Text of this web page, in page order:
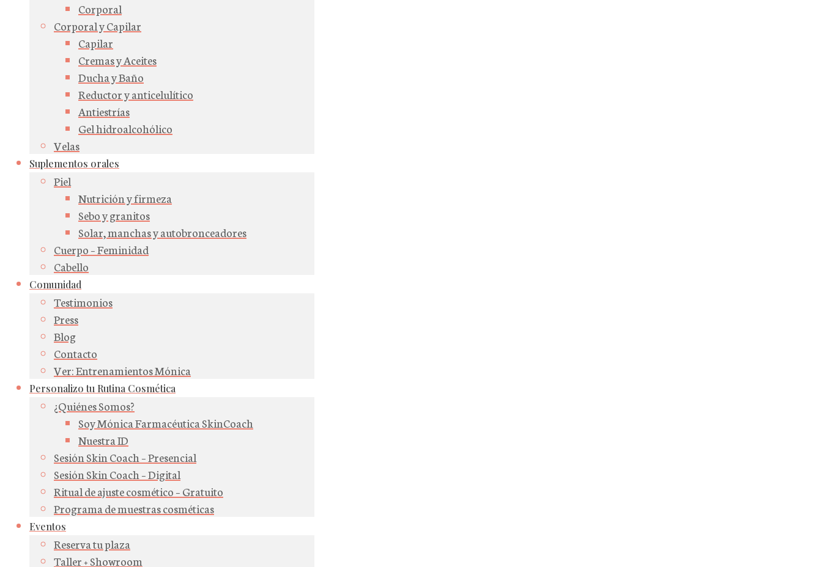
Corporal
Corporal y Capilar
Capilar
Cremas y Aceites
Ducha y Baño
Reductor y anticelulítico
Antiestrías
Gel hidroalcohólico
Velas
Suplementos orales
Piel
Nutrición y firmeza
Sebo y granitos
Solar, manchas y autobronceadores
Cuerpo – Feminidad
Cabello
Comunidad
Testimonios
Press
Blog
Contacto
Ver: Entrenamientos Mónica
Personalizo tu Rutina Cosmética
¿Quiénes Somos?
Soy Mónica Farmacéutica SkinCoach
Nuestra ID
Sesión Skin Coach – Presencial
Sesión Skin Coach – Digital
Ritual de ajuste cosmético – Gratuito
Programa de muestras cosméticas
Eventos
Reserva tu plaza
Taller + Showroom